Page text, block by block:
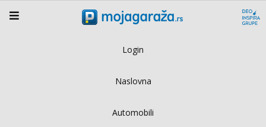
Login
Naslovna
Automobili